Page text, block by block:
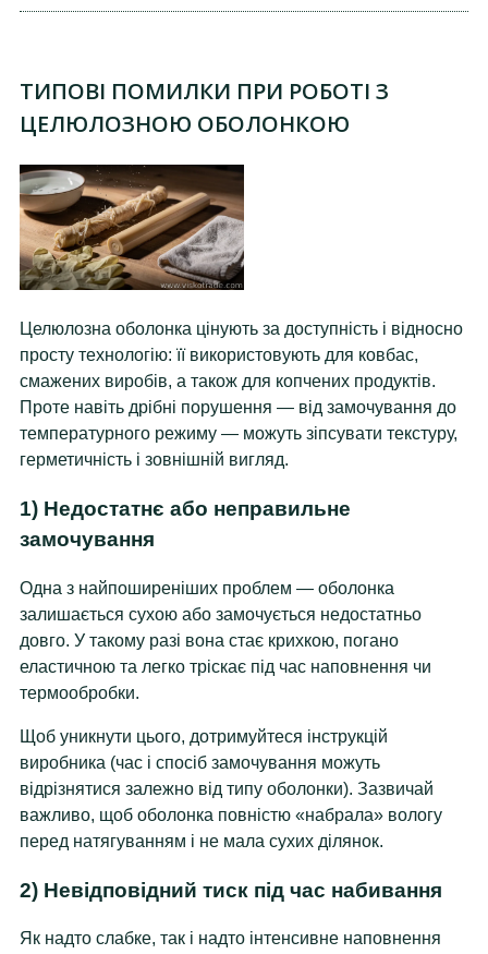
ТИПОВІ ПОМИЛКИ ПРИ РОБОТІ З
ЦЕЛЮЛОЗНОЮ ОБОЛОНКОЮ
Целюлозна оболонка цінують за доступність і відносно
просту технологію: її використовують для ковбас,
смажених виробів, а також для копчених продуктів.
Проте навіть дрібні порушення — від замочування до
температурного режиму — можуть зіпсувати текстуру,
герметичність і зовнішній вигляд.
1) Недостатнє або неправильне
замочування
Одна з найпоширеніших проблем — оболонка
залишається сухою або замочується недостатньо
довго. У такому разі вона стає крихкою, погано
еластичною та легко тріскає під час наповнення чи
термообробки.
Щоб уникнути цього, дотримуйтеся інструкцій
виробника (час і спосіб замочування можуть
відрізнятися залежно від типу оболонки). Зазвичай
важливо, щоб оболонка повністю «набрала» вологу
перед натягуванням і не мала сухих ділянок.
2) Невідповідний тиск під час набивання
Як надто слабке, так і надто інтенсивне наповнення